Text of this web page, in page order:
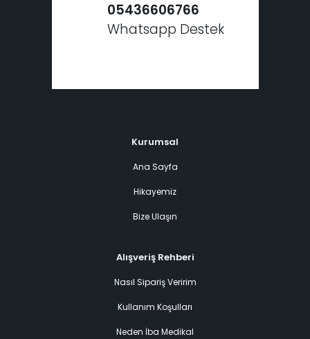
05436606766
Whatsapp Destek
Kurumsal
Ana Sayfa
Hikayemiz
Bize Ulaşın
Alışveriş Rehberi
Nasıl Sipariş Veririm
Kullanım Koşulları
Neden İba Medikal